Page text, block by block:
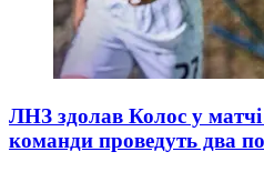
ЛНЗ здолав Колос у
команди проведуть два